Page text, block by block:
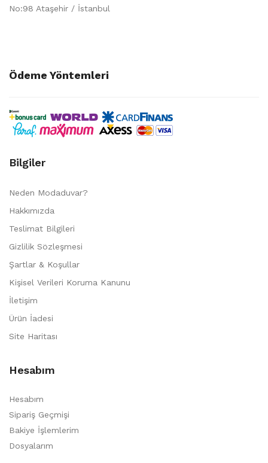
No:98 Ataşehir / İstanbul
Ödeme Yöntemleri
Bilgiler
Neden Modaduvar?
Hakkımızda
Teslimat Bilgileri
Gizlilik Sözleşmesi
Şartlar & Koşullar
Kişisel Verileri Koruma Kanunu
İletişim
Ürün İadesi
Site Haritası
Hesabım
Hesabım
Sipariş Geçmişi
Bakiye İşlemlerim
Dosyalarım